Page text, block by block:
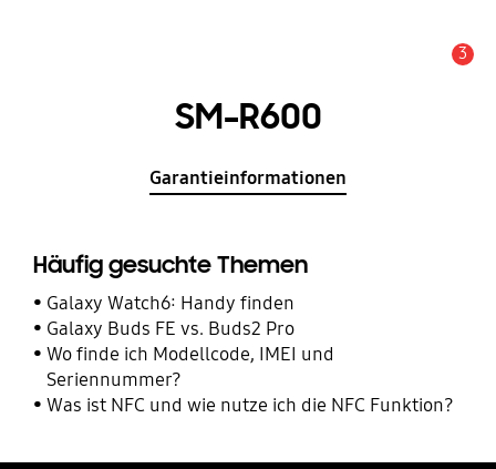
3
SM-R600
Garantieinformationen
Häufig gesuchte Themen
Galaxy Watch6: Handy finden
Galaxy Buds FE vs. Buds2 Pro
Wo finde ich Modellcode, IMEI und
Seriennummer?
Was ist NFC und wie nutze ich die NFC Funktion?